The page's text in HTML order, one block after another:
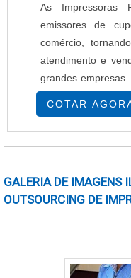
tubete);
As Impressoras
emissores de
comércio,
atendimento e
grandes empresas.
Impressoras
dados
papel, já que
notas menores,
de barras, boletos
COTAR
GALERIA DE IMAGENS
OUTSOURCING DE